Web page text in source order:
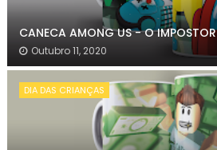
CANECA AMONG US - O IMPOSTOR
Outubro 11, 2020
DIA DAS CRIANÇAS